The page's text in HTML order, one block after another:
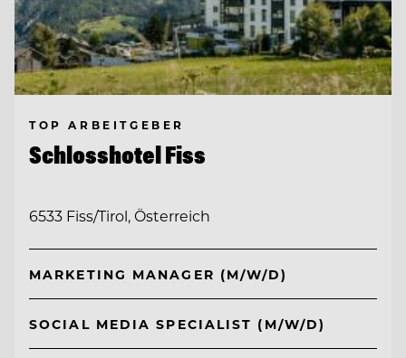
TOP ARBEITGEBER
Schlosshotel Fiss
6533 Fiss/Tirol, Österreich
MARKETING MANAGER (M/W/D)
SOCIAL MEDIA SPECIALIST (M/W/D)